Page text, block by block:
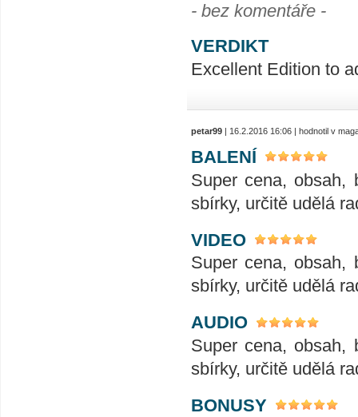
- bez komentáře -
VERDIKT
Excellent Edition to
petar99 | 16.2.2016 16:06 | hodnotil v
BALENÍ
Super cena, obsah,
sbírky, určitě udělá
VIDEO
Super cena, obsah,
sbírky, určitě udělá
AUDIO
Super cena, obsah,
sbírky, určitě udělá
BONUSY